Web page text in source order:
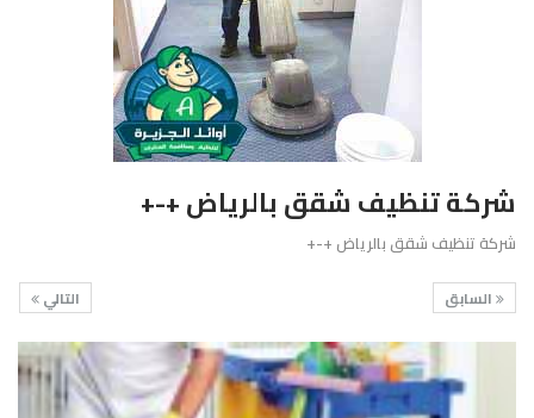
شركة تنظيف شقق بالرياض +-+
شركة تنظيف شقق بالرياض +-+
التالي السابق